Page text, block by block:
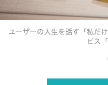
ユーザーの人生を話す「私だ
ビス